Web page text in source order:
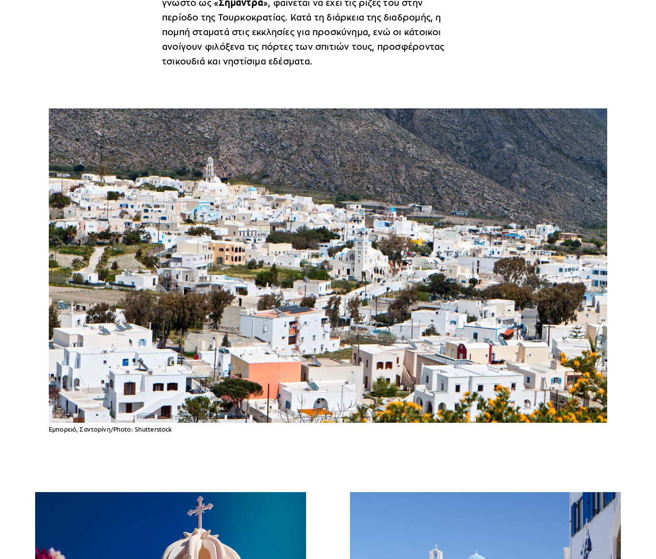
γνωστό ως «Σήμαντρα», φαίνεται να έχει τις ρίζες του στην
περίοδο της Τουρκοκρατίας. Κατά τη διάρκεια της διαδρομής, η
πομπή σταματά στις εκκλησίες για προσκύνημα, ενώ οι κάτοικοι
ανοίγουν φιλόξενα τις πόρτες των σπιτιών τους, προσφέροντας
τσικουδιά και νηστίσιμα εδέσματα.
Εμπορειό, Σαντορίνη/Photo: Shutterstock